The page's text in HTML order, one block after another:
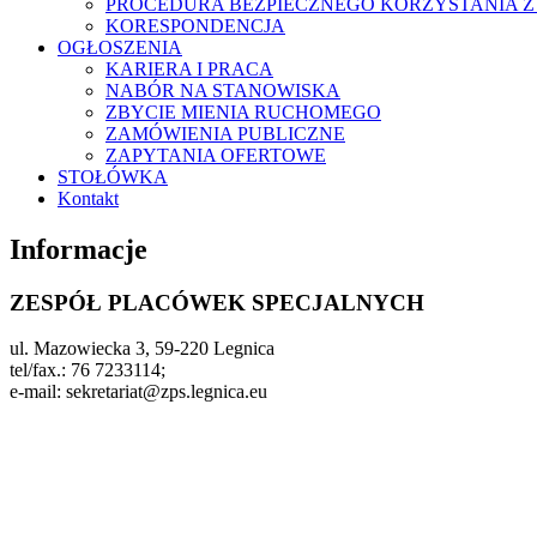
PROCEDURA BEZPIECZNEGO KORZYSTANIA
KORESPONDENCJA
OGŁOSZENIA
KARIERA I PRACA
NABÓR NA STANOWISKA
ZBYCIE MIENIA RUCHOMEGO
ZAMÓWIENIA PUBLICZNE
ZAPYTANIA OFERTOWE
STOŁÓWKA
Kontakt
Informacje
ZESPÓŁ PLACÓWEK SPECJALNYCH
ul. Mazowiecka 3, 59-220 Legnica
tel/fax.: 76 7233114;
e-mail: sekretariat@zps.legnica.eu